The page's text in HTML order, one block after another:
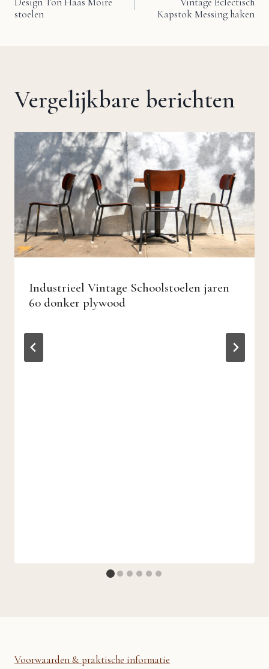
stoelen
Kapstok Messing haken
Vergelijkbare berichten
Industrieel Vintage Schoolstoelen jaren
60 donker plywood
Voorwaarden & praktische informatie